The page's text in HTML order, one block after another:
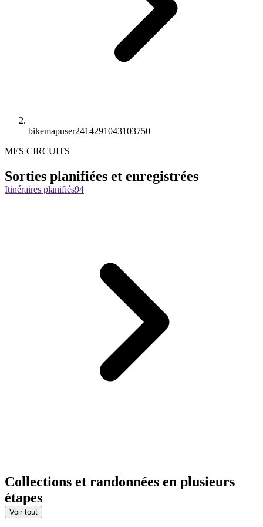
bikemapuser2414291043103750
MES CIRCUITS
Sorties planifiées et enregistrées
Itinéraires planifiés94
Collections et randonnées en plusieurs
étapes
Voir tout